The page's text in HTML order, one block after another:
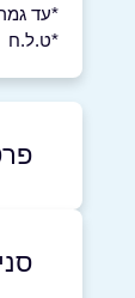
*עד
*ט.ל.ח